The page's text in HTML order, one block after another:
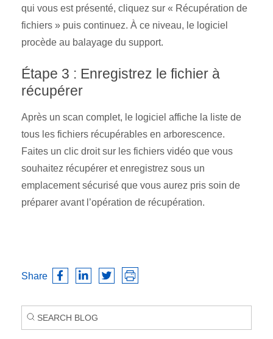
qui vous est présenté, cliquez sur « Récupération de
fichiers » puis continuez. À ce niveau, le logiciel
procède au balayage du support.
Étape 3 : Enregistrez le fichier à
récupérer
Après un scan complet, le logiciel affiche la liste de
tous les fichiers récupérables en arborescence.
Faites un clic droit sur les fichiers vidéo que vous
souhaitez récupérer et enregistrez sous un
emplacement sécurisé que vous aurez pris soin de
préparer avant l’opération de récupération.
Share